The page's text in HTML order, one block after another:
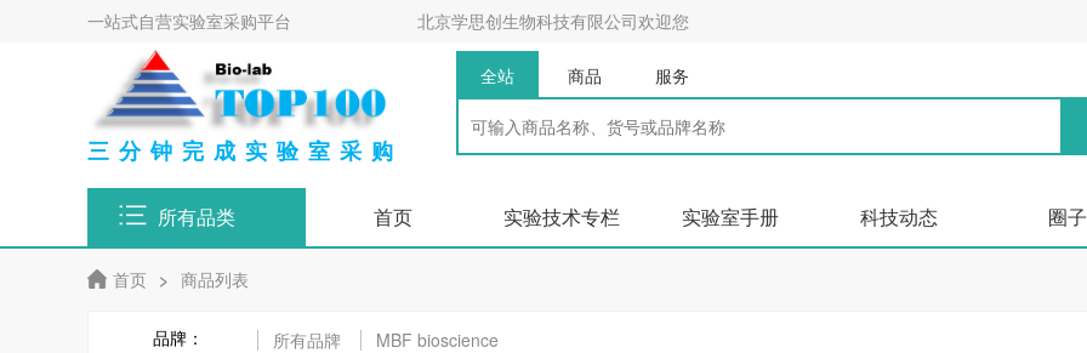
一站式自营实验室采购平台 北京学思创生物科技有限公司欢迎您
三分钟完成实验室采购
全站 商品 服务
所有品类 首页 实验技术专栏 实验室手册 科技动态 圈子
首页 > 商品列表
品牌： 所有品牌 MBF bioscience